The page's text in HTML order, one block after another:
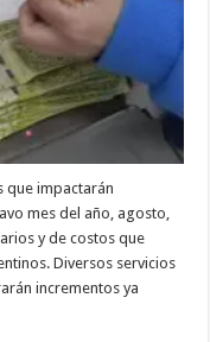
que impactarán
mes del año, agosto,
y de costos que
Diversos servicios
incrementos ya